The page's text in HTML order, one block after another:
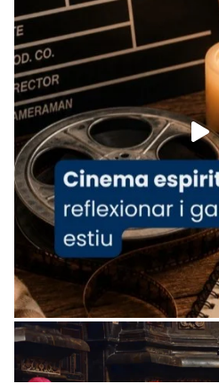
www.vaticannews.va/
07/carmina-historia-
espana-testimoni...
Foto
View on Facebook · Share
Arquebisbat de
1 week ago
«Avui les santes Juliana
ajuden a alçar la
Mons. Sergi Gordo,
presidit aquest 27 de
Santes de Mataró.
🔗tinyurl.com/cvu5jmbk
📸 J. Merino